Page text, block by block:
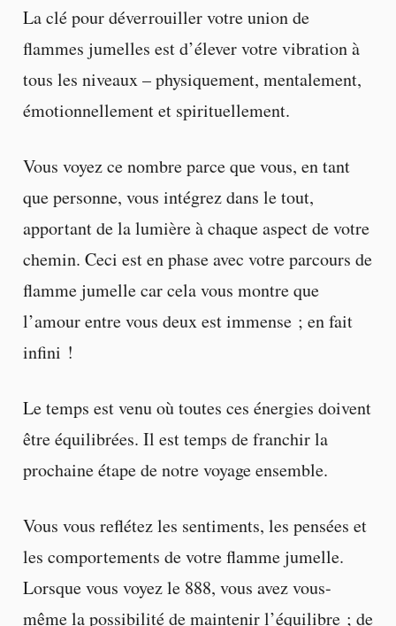
La clé pour déverrouiller votre union de
flammes jumelles est d’élever votre vibration à
tous les niveaux – physiquement, mentalement,
émotionnellement et spirituellement.
Vous voyez ce nombre parce que vous, en tant
que personne, vous intégrez dans le tout,
apportant de la lumière à chaque aspect de votre
chemin. Ceci est en phase avec votre parcours de
flamme jumelle car cela vous montre que
l’amour entre vous deux est immense ; en fait
infini !
Le temps est venu où toutes ces énergies doivent
être équilibrées. Il est temps de franchir la
prochaine étape de notre voyage ensemble.
Vous vous reflétez les sentiments, les pensées et
les comportements de votre flamme jumelle.
Lorsque vous voyez le 888, vous avez vous-
même la possibilité de maintenir l’équilibre ; de